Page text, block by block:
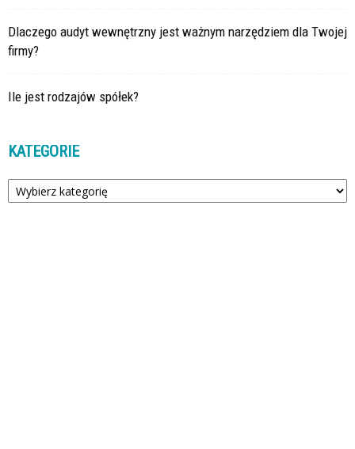
Dlaczego audyt wewnętrzny jest ważnym narzędziem dla Twojej
firmy?
Ile jest rodzajów spółek?
KATEGORIE
Kategorie